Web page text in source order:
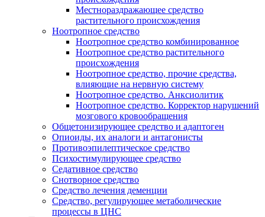
Местнораздражающее средство
растительного происхождения
Ноотропное средство
Ноотропное средство комбинированное
Ноотропное средство растительного
происхождения
Ноотропное средство, прочие средства,
влияющие на нервную систему
Ноотропное средство. Анксиолитик
Ноотропное средство. Корректор нарушений
мозгового кровообращения
Общетонизирующее средство и адаптоген
Опиоиды, их аналоги и антагонисты
Противоэпилептическое средство
Психостимулирующее средство
Седативное средство
Снотворное средство
Средство лечения деменции
Средство, регулирующее метаболические
процессы в ЦНС